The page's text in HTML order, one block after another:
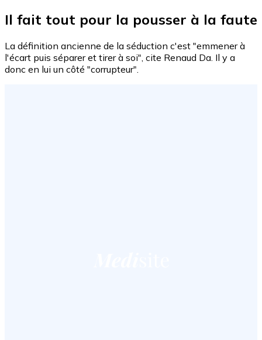
Il fait tout pour la pousser à la faute
La définition ancienne de la séduction c'est "emmener à
l'écart puis séparer et tirer à soi", cite Renaud Da. Il y a
donc en lui un côté "corrupteur".